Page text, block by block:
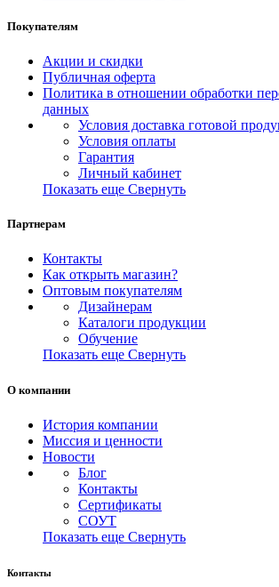
Покупателям
Акции и скидки
Публичная оферта
Политика в отношении обработки
данных
Условия доставка готовой
Условия оплаты
Гарантия
Личный кабинет
Показать еще Свернуть
Партнерам
Контакты
Как открыть магазин?
Оптовым покупателям
Дизайнерам
Каталоги продукции
Обучение
Показать еще Свернуть
О компании
История компании
Миссия и ценности
Новости
Блог
Контакты
Сертификаты
СОУТ
Показать еще Свернуть
Контакты